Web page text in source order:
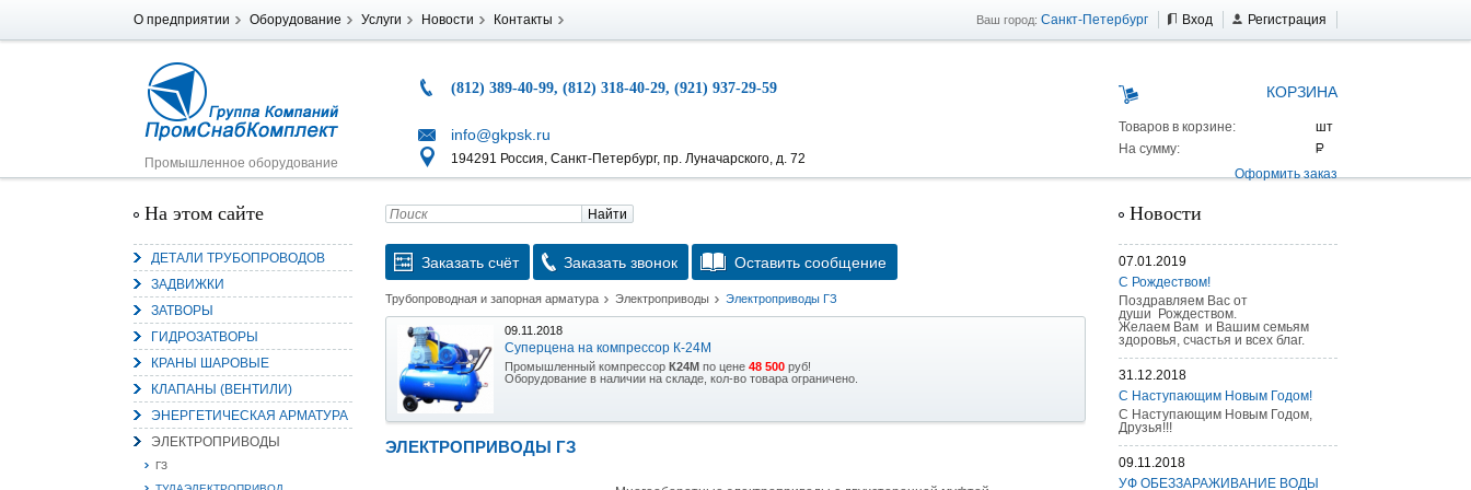
О предприятии Оборудование Услуги Новости Контакты Ваш город: Санкт-Петербург Вход Регистрация
Промышленное оборудование
(812) 389-40-99, (812) 318-40-29, (921) 937-29-59
info@gkpsk.ru
194291 Россия, Санкт-Петербург, пр. Луначарского, д. 72
КОРЗИНА
Товаров в корзине:
На сумму:
Оформить заказ
На этом сайте
ДЕТАЛИ ТРУБОПРОВОДОВ
ЗАДВИЖКИ
ЗАТВОРЫ
ГИДРОЗАТВОРЫ
КРАНЫ ШАРОВЫЕ
КЛАПАНЫ (ВЕНТИЛИ)
ЭНЕРГЕТИЧЕСКАЯ АРМАТУРА
ЭЛЕКТРОПРИВОДЫ
ГЗ
Найти
Заказать счёт Заказать звонок Оставить сообщение
Трубопроводная и запорная арматура Электроприводы Электроприводы ГЗ
09.11.2018
Суперцена на компрессор К-24М
Промышленный компрессор К24М по цене 48 500 руб!
Оборудование в наличии на складе, кол-во товара ограничено.
15.10.2018
Уникальная возможность приобрести (в наличии на складе) тележку гидравлическую AS 25 г/п
ЭЛЕКТРОПРИВОДЫ ГЗ
Новости
07.01.2019
С Рождеством!
Поздравляем Вас от
души Рождеством.
Желаем Вам и Вашим семьям
здоровья, счастья и всех благ.
31.12.2018
С Наступающим Новым Годом!
С Наступающим Новым Годом,
Друзья!!!
09.11.2018
УФ ОБЕЗЗАРАЖИВАНИЕ ВОДЫ